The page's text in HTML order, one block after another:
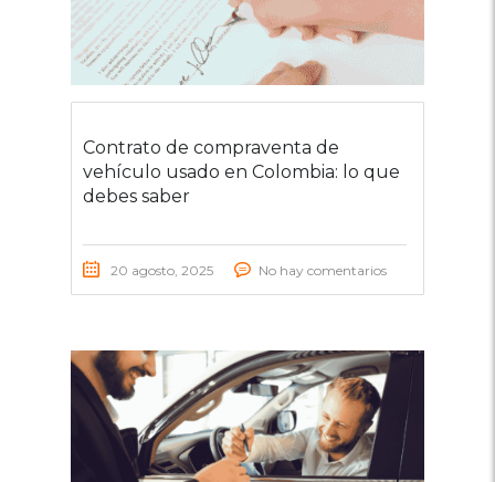
Contrato de compraventa de
vehículo usado en Colombia: lo que
debes saber
20 agosto, 2025 No hay comentarios